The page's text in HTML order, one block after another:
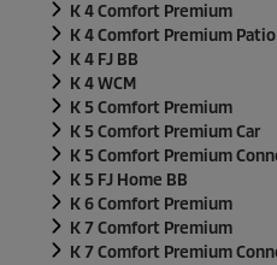
K 4 Comfort Premium
K 4 Comfort Premium Patio
K 4 FJ BB
K 4 WCM
K 5 Comfort Premium
K 5 Comfort Premium Car
K 5 Comfort Premium
K 5 FJ Home BB
K 6 Comfort Premium
K 7 Comfort Premium
K 7 Comfort Premium